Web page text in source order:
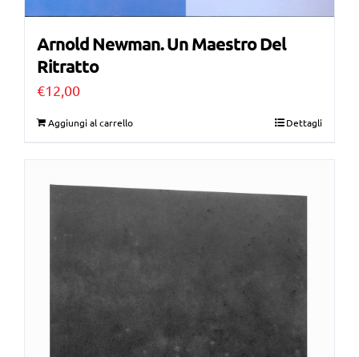
Arnold Newman. Un Maestro Del
Ritratto
€12,00
Aggiungi al carrello Dettagli